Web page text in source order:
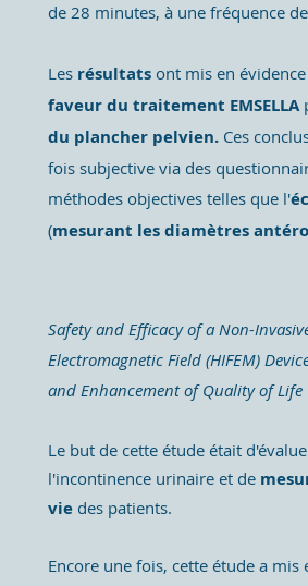
de 28 minutes, à une fréquence
Les résultats ont mis en
faveur du traitement EMSELLA
du plancher pelvien. Ces
fois subjective via des
méthodes objectives telles que l'
(mesurant les diamètres
Safety and Efficacy of a Non-
Electromagnetic Field (HIFEM)
and Enhancement of Quality of Life
Le but de cette étude était
l'incontinence urinaire et de
vie des patients.
Encore une fois, cette étude a